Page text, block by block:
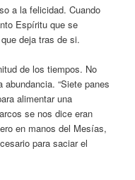
a la felicidad. Cuando
Espíritu que se
deja tras de si.
de los tiempos. No
“Siete panes
alimentar una
se nos dice eran
en manos del Mesías,
para saciar el